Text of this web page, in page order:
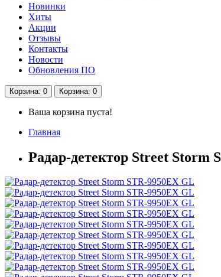
Новинки
Хиты
Акции
Отзывы
Контакты
Новости
Обновления ПО
Корзина: 0 Корзина: 0
Ваша корзина пуста!
Главная
Радар-детектор Street Storm